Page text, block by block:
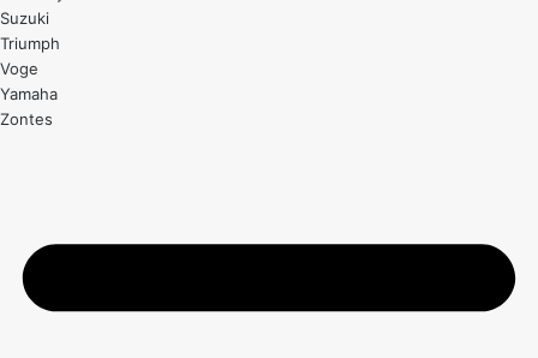
Suzuki
Triumph
Voge
Yamaha
Zontes